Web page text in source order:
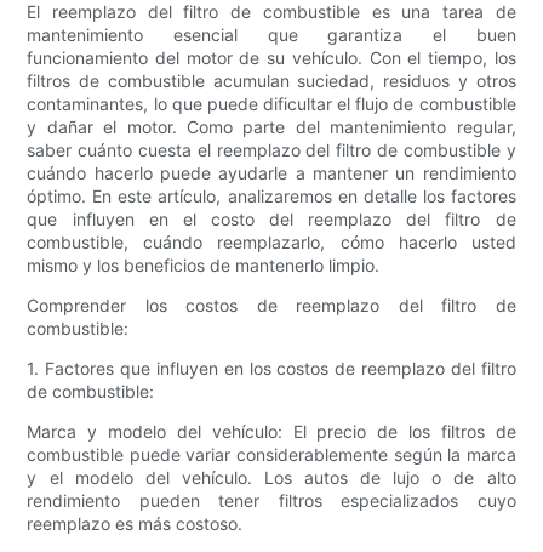
El reemplazo del filtro de combustible es una tarea de
mantenimiento esencial que garantiza el buen
funcionamiento del motor de su vehículo. Con el tiempo, los
filtros de combustible acumulan suciedad, residuos y otros
contaminantes, lo que puede dificultar el flujo de combustible
y dañar el motor. Como parte del mantenimiento regular,
saber cuánto cuesta el reemplazo del filtro de combustible y
cuándo hacerlo puede ayudarle a mantener un rendimiento
óptimo. En este artículo, analizaremos en detalle los factores
que influyen en el costo del reemplazo del filtro de
combustible, cuándo reemplazarlo, cómo hacerlo usted
mismo y los beneficios de mantenerlo limpio.
Comprender los costos de reemplazo del filtro de
combustible:
1. Factores que influyen en los costos de reemplazo del filtro
de combustible:
Marca y modelo del vehículo: El precio de los filtros de
combustible puede variar considerablemente según la marca
y el modelo del vehículo. Los autos de lujo o de alto
rendimiento pueden tener filtros especializados cuyo
reemplazo es más costoso.